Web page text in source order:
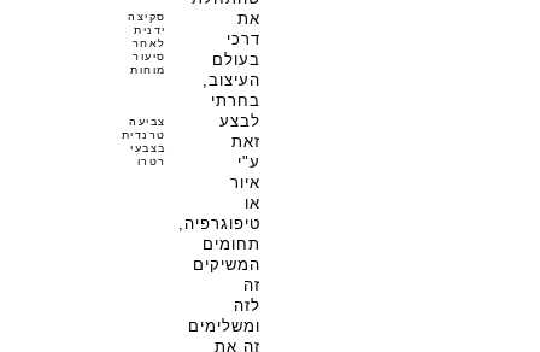
את
דרכי
בעולם
העיצוב,
בחרתי
לבצע
זאת
ע"י
איור
או
טיפוגרפיה,
תחומים
המשיקים
זה
לזה
ומשלימים
זה את
סקיצה
ידנית
לאחר
סיעור
מוחות
צביעה
טרנדית
בצבעי
רטרו